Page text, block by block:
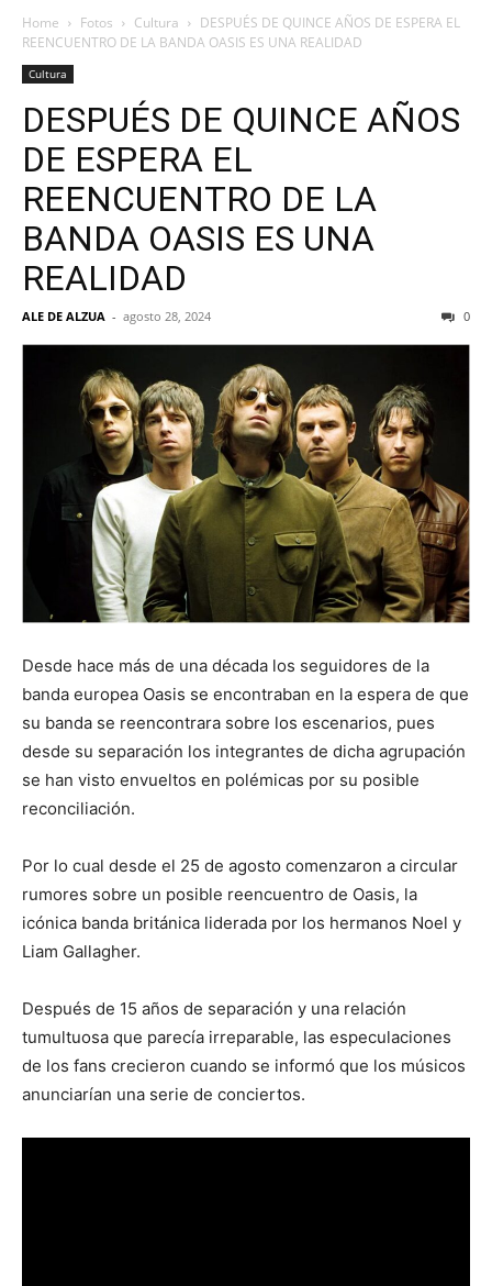
Home Fotos Cultura
DESPUÉS DE QUINCE AÑOS DE ESPERA EL
REENCUENTRO DE LA BANDA OASIS ES UNA REALIDAD
Cultura
DESPUÉS DE QUINCE AÑOS
DE ESPERA EL
REENCUENTRO DE LA
BANDA OASIS ES UNA
REALIDAD
ALE DE ALZUA - agosto 28, 2024 0
Desde hace más de una década los seguidores de la
banda europea Oasis se encontraban en la espera de que
su banda se reencontrara sobre los escenarios, pues
desde su separación los integrantes de dicha agrupación
se han visto envueltos en polémicas por su posible
reconciliación.
Por lo cual desde el 25 de agosto comenzaron a circular
rumores sobre un posible reencuentro de Oasis, la
icónica banda británica liderada por los hermanos Noel y
Liam Gallagher.
Después de 15 años de separación y una relación
tumultuosa que parecía irreparable, las especulaciones
de los fans crecieron cuando se informó que los músicos
anunciarían una serie de conciertos.